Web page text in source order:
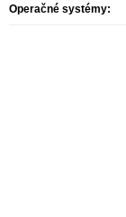
Operačné systémy: